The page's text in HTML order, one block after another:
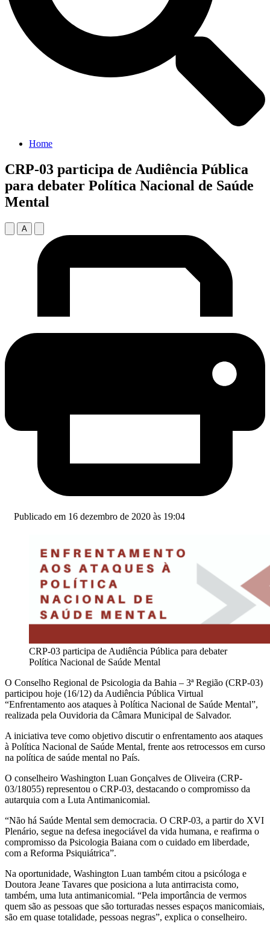
Home
CRP-03 participa de Audiência Pública
para debater Política Nacional de Saúde
Mental
A
Publicado em 16 dezembro de 2020 às 19:04
CRP-03 participa de Audiência Pública para debater
Política Nacional de Saúde Mental
O Conselho Regional de Psicologia da Bahia – 3ª Região (CRP-03)
participou hoje (16/12) da Audiência Pública Virtual
“Enfrentamento aos ataques à Política Nacional de Saúde Mental”,
realizada pela Ouvidoria da Câmara Municipal de Salvador.
A iniciativa teve como objetivo discutir o enfrentamento aos ataques
à Política Nacional de Saúde Mental, frente aos retrocessos em curso
na política de saúde mental no País.
O conselheiro Washington Luan Gonçalves de Oliveira (CRP-
03/18055) representou o CRP-03, destacando o compromisso da
autarquia com a Luta Antimanicomial.
“Não há Saúde Mental sem democracia. O CRP-03, a partir do XVI
Plenário, segue na defesa inegociável da vida humana, e reafirma o
compromisso da Psicologia Baiana com o cuidado em liberdade,
com a Reforma Psiquiátrica”.
Na oportunidade, Washington Luan também citou a psicóloga e
Doutora Jeane Tavares que posiciona a luta antirracista como,
também, uma luta antimanicomial. “Pela importância de vermos
quem são as pessoas que são torturadas nesses espaços manicomiais,
são em quase totalidade, pessoas negras”, explica o conselheiro.